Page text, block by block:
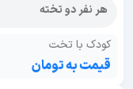
هر نفر دو تخته
کودک با تخت
قیمت به تومان